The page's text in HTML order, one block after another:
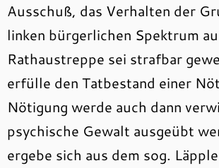
Ausschuß, das Verhalten der
linken bürgerlichen Spektrum
Rathaustreppe sei strafbar
erfülle den Tatbestand einer
Nötigung werde auch dann
psychische Gewalt ausgeübt
ergebe sich aus dem sog.